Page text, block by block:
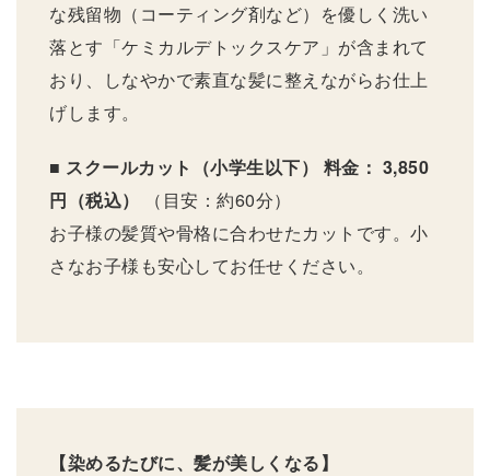
な残留物（コーティング剤など）を優しく洗い
落とす「ケミカルデトックスケア」が含まれて
おり、しなやかで素直な髪に整えながらお仕上
げします。
■ スクールカット（小学生以下）
料金： 3,850
円（税込）
（目安：約60分）
お子様の髪質や骨格に合わせたカットです。小
さなお子様も安心してお任せください。
【染めるたびに、髪が美しくなる】